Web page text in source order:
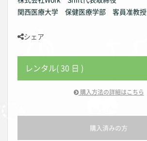
関西医療大学 保健医療学部 客員准教授
シェア
レンタル( 30 日 )
購入方法の詳細はこちら
購入済みの方